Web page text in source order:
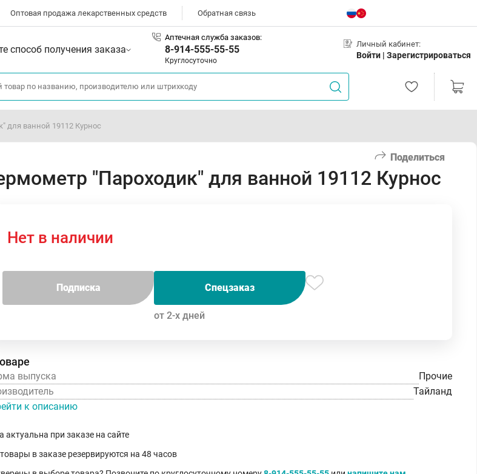
Оптовая продажа лекарственных средств Обратная связь
способ получения заказа
Аптечная служба заказов:
8-914-555-55-55
Круглосуточно
Личный кабинет:
Войти | Зарегистрироваться
для ванной 19112 Курнос
Поделиться
"Пароходик" для ванной 19112 Курнос
Нет в наличии
Подписка Спецзаказ
от 2-х дней
выпуска
Прочие
Тайланд
к описанию
актуальна при заказе на сайте
в заказе резервируются на 48 часов